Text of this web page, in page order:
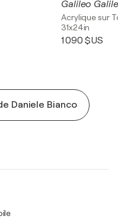
Galileo
Acrylique sur
31x24in
1 090 $US
Daniele Bianco